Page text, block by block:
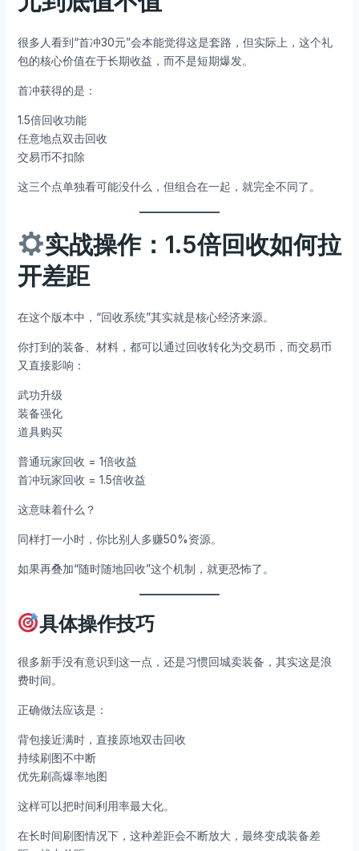
很多人看到“首冲30元”会本能觉得这是套路，但实际上，这个礼
包的核心价值在于长期收益，而不是短期爆发。
首冲获得的是：
1.5倍回收功能
任意地点双击回收
交易币不扣除
这三个点单独看可能没什么，但组合在一起，就完全不同了。
实战操作：1.5倍回收如何拉
开差距
在这个版本中，“回收系统”其实就是核心经济来源。
你打到的装备、材料，都可以通过回收转化为交易币，而交易币
又直接影响：
武功升级
装备强化
道具购买
普通玩家回收 = 1倍收益
首冲玩家回收 = 1.5倍收益
这意味着什么？
同样打一小时，你比别人多赚50%资源。
如果再叠加“随时随地回收”这个机制，就更恐怖了。
具体操作技巧
很多新手没有意识到这一点，还是习惯回城卖装备，其实这是浪
费时间。
正确做法应该是：
背包接近满时，直接原地双击回收
持续刷图不中断
优先刷高爆率地图
这样可以把时间利用率最大化。
在长时间刷图情况下，这种差距会不断放大，最终变成装备差